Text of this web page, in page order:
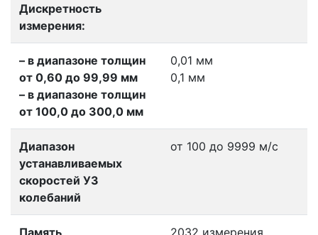
Дискретность
измерения:
– в диапазоне толщин
от 0,60 до 99,99 мм
– в диапазоне толщин
от 100,0 до 300,0 мм
0,01 мм
0,1 мм
Диапазон
устанавливаемых
скоростей УЗ
колебаний
от 100 до 9999 м/с